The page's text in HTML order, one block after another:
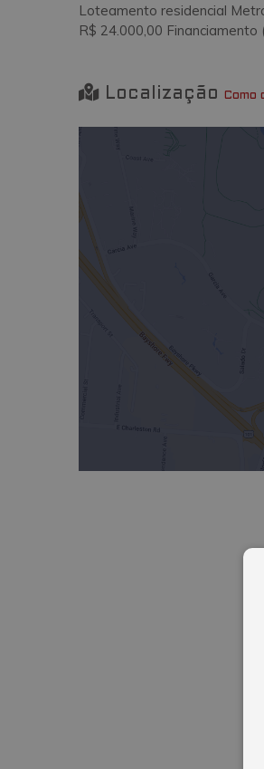
Loteamento residencial
R$ 24.000,00
Localização Como